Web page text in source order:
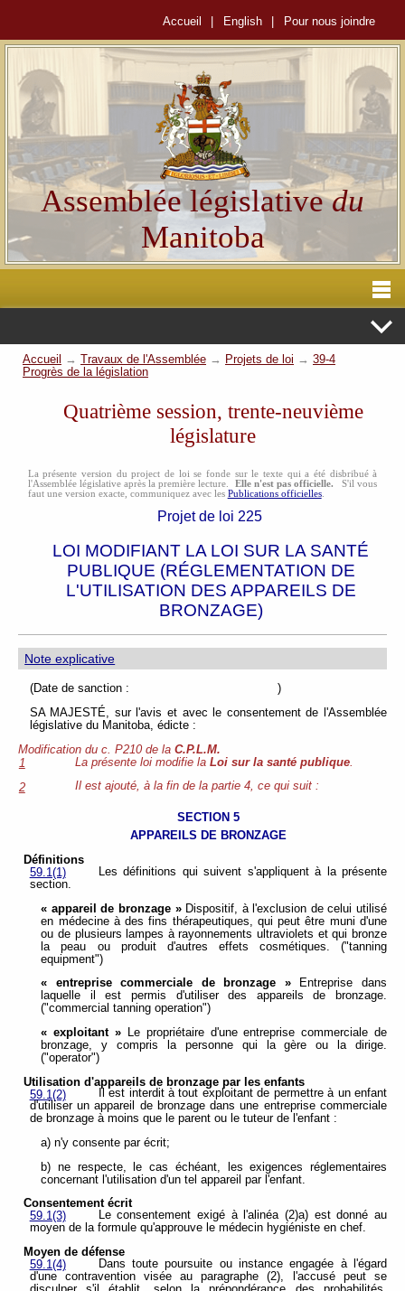
Accueil English Pour nous joindre
Assemblée législativedu
Manitoba
Accueil → Travaux de l'Assemblée → Projets de loi → 39-4
Progrès de la législation
Quatrième session, trente-neuvième
législature
La présente version du project de loi se fonde sur le texte qui a été disbribué à
l'Assemblée législative après la première lecture. Elle n'est pas officielle. S'il vous
faut une version exacte, communiquez avec les Publications officielles.
Projet de loi 225
LOI MODIFIANT LA LOI SUR LA SANTÉ
PUBLIQUE (RÉGLEMENTATION DE
L'UTILISATION DES APPAREILS DE
BRONZAGE)
Note explicative
(Date de sanction : )
SA MAJESTÉ, sur l'avis et avec le consentement de l'Assemblée
législative du Manitoba, édicte :
Modification du c. P210 de la C.P.L.M.
1
La présente loi modifie laLoi sur la santé publique
2
Il est ajouté, à la fin de la partie 4, ce qui suit :
SECTION 5
APPAREILS DE BRONZAGE
Définitions
59.1(1)
Les définitions qui suivent s'appliquent à la présente
section.
« appareil de bronzage »Dispositif, à l'exclusion de celui utilisé
en médecine à des fins thérapeutiques, qui peut être muni d'une
ou de plusieurs lampes à rayonnements ultraviolets et qui bronze
la peau ou produit d'autres effets cosmétiques. ("tanning
equipment")
« entreprise commerciale de bronzage »Entreprise dans
laquelle il est permis d'utiliser des appareils de bronzage.
("commercial tanning operation")
« exploitant » Le propriétaire d'une entreprise commerciale de
bronzage, y compris la personne qui la gère ou la dirige.
("operator")
Utilisation d'appareils de bronzage par les enfants
59.1(2)
Il est interdit à tout exploitant de permettre à un enfant
d'utiliser un appareil de bronzage dans une entreprise commerciale
de bronzage à moins que le parent ou le tuteur de l'enfant :
a) n'y consente par écrit;
b) ne respecte, le cas échéant, les exigences réglementaires
concernant l'utilisation d'un tel appareil par l'enfant.
Consentement écrit
59.1(3)
Le consentement exigé à l'alinéa (2)a) est donné au
moyen de la formule qu'approuve le médecin hygiéniste en chef.
Moyen de défense
59.1(4)
Dans toute poursuite ou instance engagée à l'égard
d'une contravention visée au paragraphe (2), l'accusé peut se